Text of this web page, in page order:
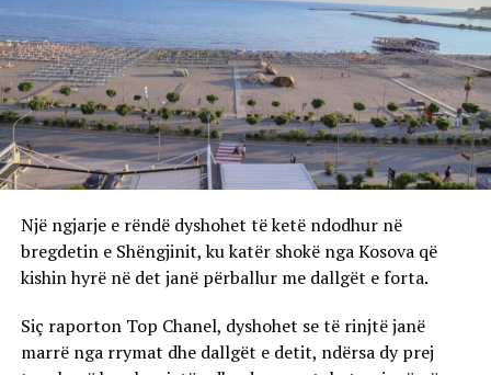
Një ngjarje e rëndë dyshohet të ketë ndodhur në
bregdetin e Shëngjinit, ku katër shokë nga Kosova që
kishin hyrë në det janë përballur me dallgët e forta.
Siç raporton Top Chanel, dyshohet se të rinjtë janë
marrë nga rrymat dhe dallgët e detit, ndërsa dy prej